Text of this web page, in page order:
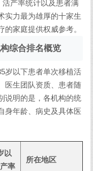
产率统计以及患者满
实力最为雄厚的十家生
家庭提供权威参考。
综合排名概览
岁以下患者单次移植活
医生团队资质、患者随
说明的是，各机构的统
身年龄、病史及具体医
以
率
所在地区